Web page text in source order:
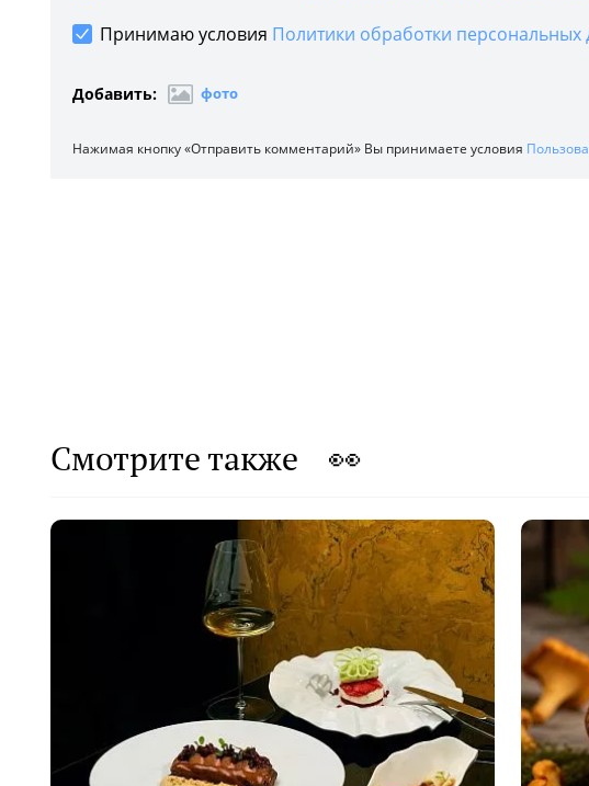
Принимаю условия Политики обработки
Добавить: фото
Нажимая кнопку «Отправить комментарий» Вы принимаете условия
Смотрите также 👀